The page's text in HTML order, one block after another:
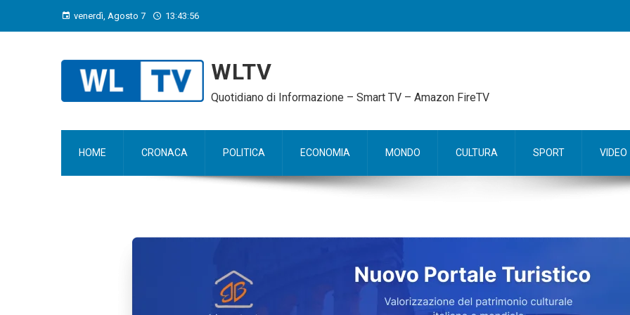
venerdì, Agosto 7 13:43:58
WLTV
Quotidiano di Informazione – Smart TV – Amazon FireTV
HOME CRONACA POLITICA ECONOMIA MONDO CULTURA SPORT VIDEO